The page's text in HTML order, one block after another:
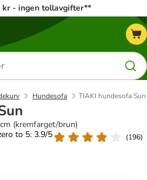
kr - ingen tollavgifter**
Hundesofa TIAKI hundesofa Sun
(kremfarget/brun)
to 5: 3.9/5
(196)